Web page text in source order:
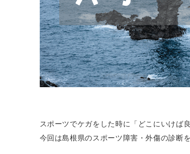
スポーツでケガをした時に「どこにいけば
今回は島根県のスポーツ障害・外傷の診断